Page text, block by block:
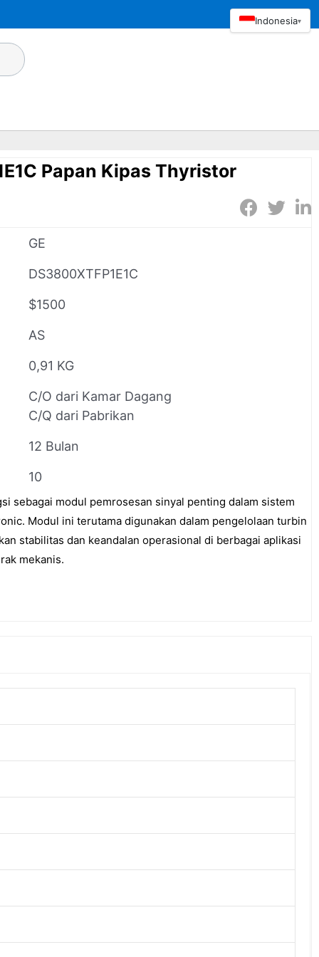
Papan Kipas Thyristor
GE
DS3800XTFP1E1C
$1500
AS
0,91 KG
C/O dari Kamar Dagang
C/Q dari Pabrikan
12 Bulan
10
sebagai modul pemrosesan sinyal penting dalam sistem
Modul ini terutama digunakan dalam pengelolaan turbin
stabilitas dan keandalan operasional di berbagai aplikasi
mekanis.
Indonesia▾